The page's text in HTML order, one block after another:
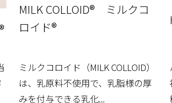
MILK COLLOID® ミルクコ
ロイド®
ミルクコロイド（MILK COLLOID）
は、乳原料不使用で、乳脂様の厚
みを付与できる乳化...